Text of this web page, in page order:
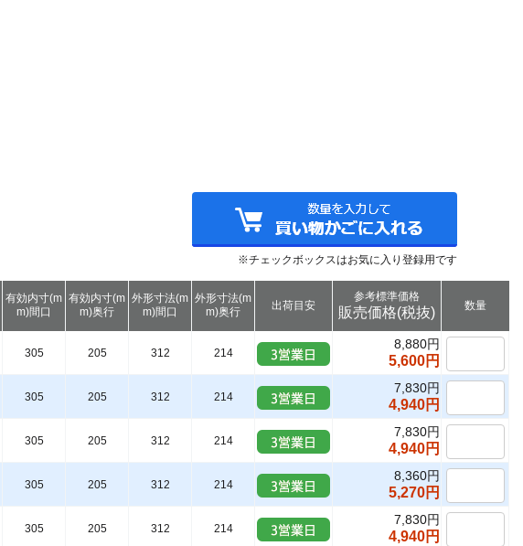
※チェックボックスはお気に入り登録用です
有効内寸(m
m)間口
有効内寸(m
m)奥行
外形寸法(m
m)間口
外形寸法(m
m)奥行
出荷目安
参考標準価格
販売価格(税抜) 数量
305 205 312 214
8,880円
5,600円
305 205 312 214
7,830円
4,940円
305 205 312 214
7,830円
4,940円
305 205 312 214
8,360円
5,270円
305 205 312 214
7,830円
4,940円